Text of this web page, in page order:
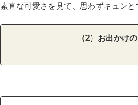
素直な可愛さを見て、思わずキュンと
（2）お出かけ